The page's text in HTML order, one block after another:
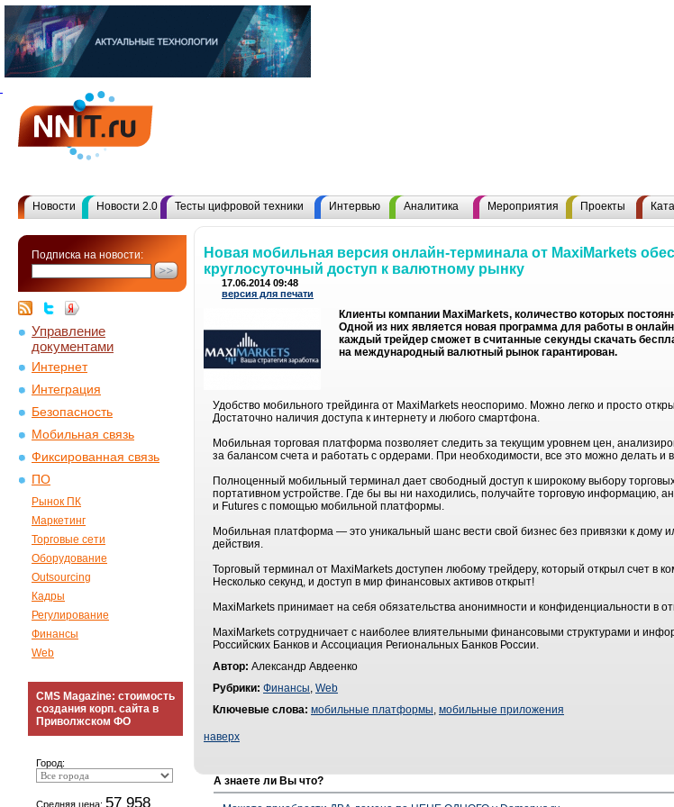
Новости Новости 2.0 Тесты цифровой техники Интервью Аналитика Мероприятия Проекты
Подписка на новости:
Управление
документами
Интернет
Интеграция
Безопасность
Мобильная связь
Фиксированная связь
ПО
Рынок ПК
Маркетинг
Торговые сети
Оборудование
Outsourcing
Кадры
Регулирование
Финансы
Web
CMS Magazine: стоимость
создания корп. сайта в
Приволжском ФО
Город:
Средняя цена: 57 958
Новая мобильная версия онлайн-терминала от MaxiMarkets
круглосуточный доступ к валютному рынку
17.06.2014 09:48
версия для печати
Клиенты компании MaxiMarkets, количество которых
Одной из них является новая программа для работы в
каждый трейдер сможет в считанные секунды скачать
на международный валютный рынок гарантирован.
Удобство мобильного трейдинга от MaxiMarkets неоспоримо. Можно легко и просто
Достаточно наличия доступа к интернету и любого смартфона.
Мобильная торговая платформа позволяет следить за текущим уровнем цен,
за балансом счета и работать с ордерами. При необходимости, все это можно делать и
Полноценный мобильный терминал дает свободный доступ к широкому выбору
портативном устройстве. Где бы вы ни находились, получайте торговую информацию,
и Futures c помощью мобильной платформы.
Мобильная платформа — это уникальный шанс вести свой бизнес без привязки к дому
действия.
Торговый терминал от MaxiMarkets доступен любому трейдеру, который открыл счет в
Несколько секунд, и доступ в мир финансовых активов открыт!
MaxiMarkets принимает на себя обязательства анонимности и конфиденциальности в
MaxiMarkets сотрудничает с наиболее влиятельными финансовыми структурами и
Российских Банков и Ассоциация Региональных Банков России.
Автор: Александр Авдеенко
Рубрики: Финансы, Web
Ключевые слова: мобильные платформы, мобильные приложения
наверх
А знаете ли Вы что?